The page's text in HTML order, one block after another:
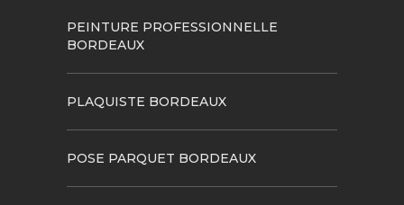
PEINTURE PROFESSIONNELLE
BORDEAUX
PLAQUISTE BORDEAUX
POSE PARQUET BORDEAUX